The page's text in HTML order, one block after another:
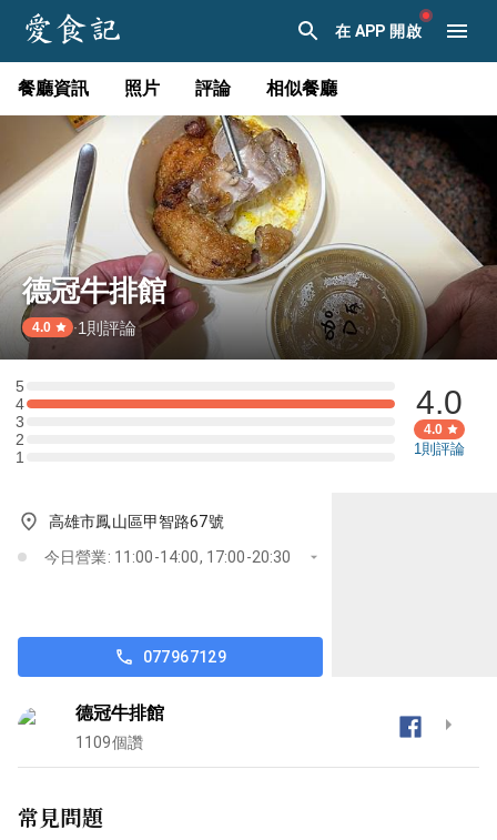
在 APP 開啟
餐廳資訊 照片 評論 相似餐廳
德冠牛排館
4.0 ·1則評論
5
5 星：0 則評論
4
4 星：1 則評論
3
3 星：0 則評論
2
2 星：0 則評論
11 星：0 則評論
4.0
4.0
1則評論
高雄市鳳山區甲智路67號
今日營業: 11:00-14:00, 17:00-20:30
077967129
德冠牛排館
1109個讚
常見問題